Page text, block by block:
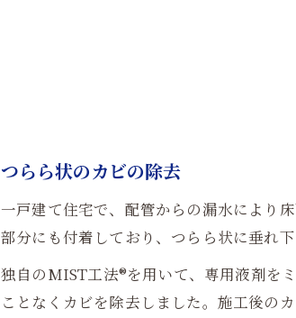
つらら状のカビの除去
一戸建て住宅で、配管からの漏水により
部分にも付着しており、つらら状に垂れ
独自のMIST工法®を用いて、専用液剤を
ことなくカビを除去しました。施工後の